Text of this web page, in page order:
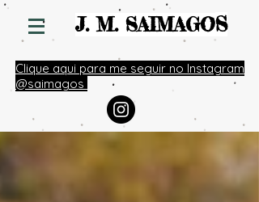
J. M. SAIMAGOS
Clique aqui para me seguir no Instagram
@saimagos